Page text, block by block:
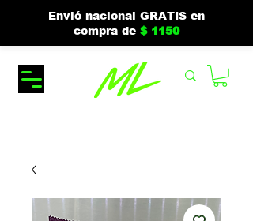
Envió nacional GRATIS en
compra de $ 1150